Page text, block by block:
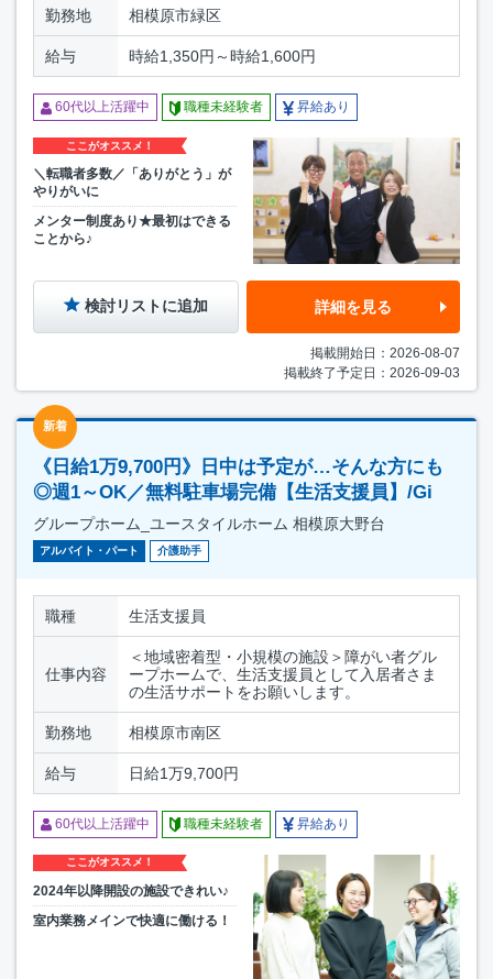
勤務地 相模原市緑区
給与 時給1,350円～時給1,600円
60代以上活躍中 職種未経験者 昇給あり
ここがオススメ！
＼転職者多数／「ありがとう」が
やりがいに
メンター制度あり★最初はできる
ことから♪
検討リストに追加 詳細を見る
掲載開始日：2026-08-07
掲載終了予定日：2026-09-03
新着
《日給1万9,700円》日中は予定が…そんな方にも
◎週1～OK／無料駐車場完備【生活支援員】/Gi
グループホーム_ユースタイルホーム 相模原大野台
アルバイト・パート 介護助手
職種 生活支援員
仕事内容
＜地域密着型・小規模の施設＞障がい者グル
ープホームで、生活支援員として入居者さま
の生活サポートをお願いします。
勤務地 相模原市南区
給与 日給1万9,700円
60代以上活躍中 職種未経験者 昇給あり
ここがオススメ！
2024年以降開設の施設できれい♪
室内業務メインで快適に働ける！